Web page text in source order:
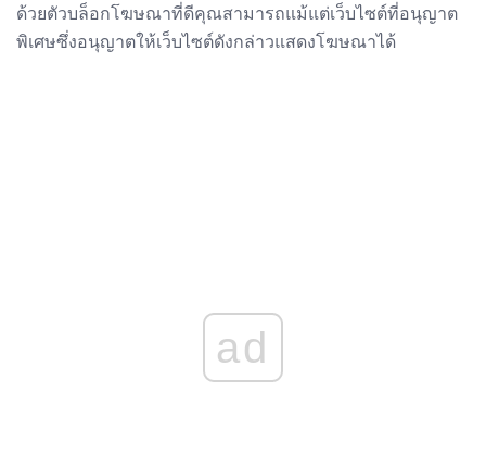
ด้วยตัวบล็อกโฆษณาที่ดีคุณสามารถแม้แต่เว็บไซต์ที่อนุญาต
พิเศษซึ่งอนุญาตให้เว็บไซต์ดังกล่าวแสดงโฆษณาได้
ad